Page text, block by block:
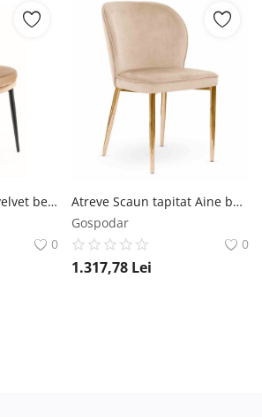
Signal Scaun Kayla velvet bej Blu28
0
Atreve Scaun tapitat Aine bej/auriu - H87 cm
Gospodar
0
1.317,78 Lei